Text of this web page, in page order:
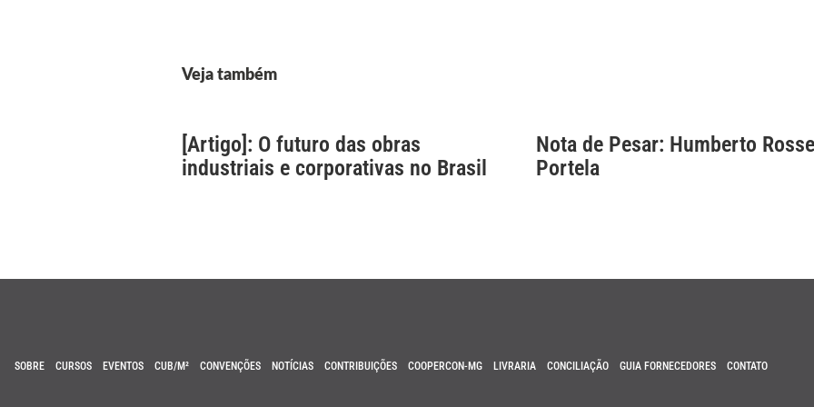
Veja também
[Artigo]: O futuro das obras
industriais e corporativas no Brasil
Nota de Pesar: Humberto
Portela
SOBRE CURSOS EVENTOS CUB/M² CONVENÇÕES NOTÍCIAS CONTRIBUIÇÕES COOPERCON-MG LIVRARIA CONCILIAÇÃO GUIA FORNECEDORES CONTATO